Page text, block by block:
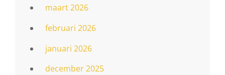
maart 2026
februari 2026
januari 2026
december 2025